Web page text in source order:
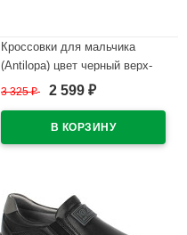
Кроссовки для мальчика
(Antilopa) цвет черный верх-
текстиль подкладка-текстиль
3 325₽ 2 599 ₽